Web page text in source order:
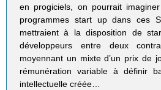
en progiciels, on pourrait
programmes start up dans ces
mettraient à la disposition de
développeurs entre deux
moyennant un mixte d’un prix de
rémunération variable à définir
intellectuelle créée…